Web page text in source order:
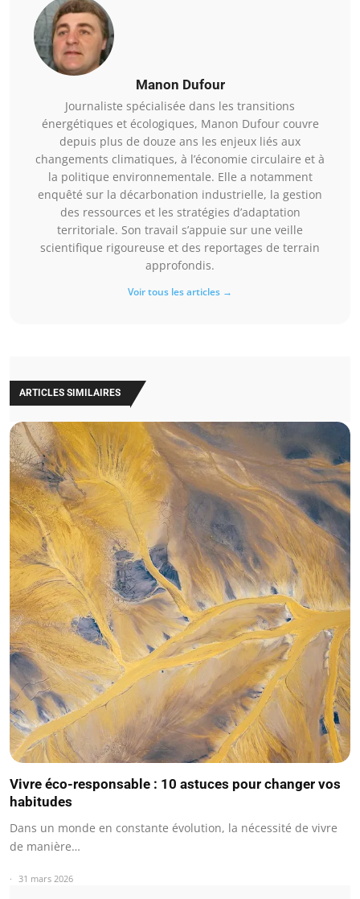
Manon Dufour
Journaliste spécialisée dans les transitions
énergétiques et écologiques, Manon Dufour couvre
depuis plus de douze ans les enjeux liés aux
changements climatiques, à l’économie circulaire et à
la politique environnementale. Elle a notamment
enquêté sur la décarbonation industrielle, la gestion
des ressources et les stratégies d’adaptation
territoriale. Son travail s’appuie sur une veille
scientifique rigoureuse et des reportages de terrain
approfondis.
Voir tous les articles →
ARTICLES SIMILAIRES
Vivre éco-responsable : 10 astuces pour changer vos
habitudes
Dans un monde en constante évolution, la nécessité de vivre
de manière…
31 mars 2026